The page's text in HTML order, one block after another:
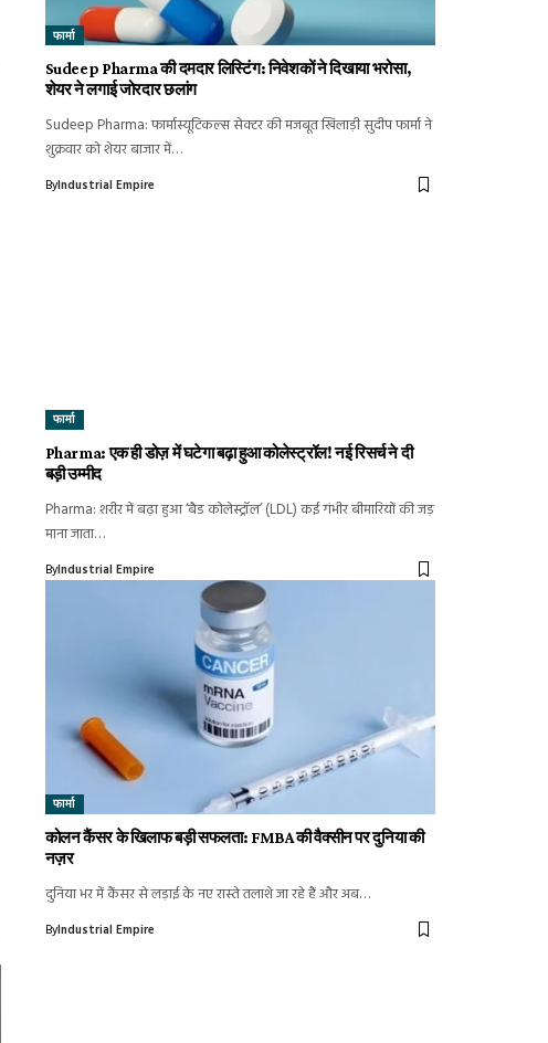
फार्मा
Sudeep Pharma की दमदार लिस्टिंग: निवेशकों ने दिखाया भरोसा,
शेयर ने लगाई जोरदार छलांग
Sudeep Pharma: फार्मास्यूटिकल्स सेक्टर की मजबूत खिलाड़ी सुदीप फार्मा ने
शुक्रवार को शेयर बाजार में…
ByIndustrial Empire
फार्मा
Pharma: एक ही डोज़ में घटेगा बढ़ा हुआ कोलेस्ट्रॉल! नई रिसर्च ने दी
बड़ी उम्मीद
Pharma: शरीर में बढ़ा हुआ ‘बैड कोलेस्ट्रॉल’ (LDL) कई गंभीर बीमारियों की जड़
माना जाता…
ByIndustrial Empire
फार्मा
कोलन कैंसर के खिलाफ बड़ी सफलता: FMBA की वैक्सीन पर दुनिया की
नज़र
दुनिया भर में कैंसर से लड़ाई के नए रास्ते तलाशे जा रहे हैं और अब…
ByIndustrial Empire